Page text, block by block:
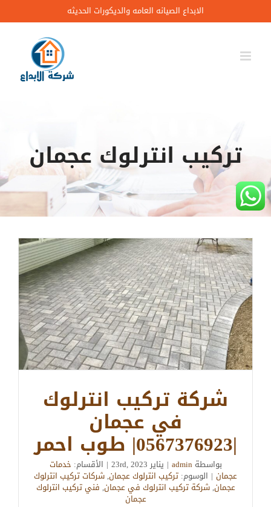
to
content
الابداع الصيانه العامه والديكورات الحديثه
تركيب انترلوك عجمان
شركة تركيب انترلوك
في عجمان
|0567376923| طوب احمر
بواسطةadmin
| يناير 23rd, 2023 | الأقسام: خدمات
عجمان | الوسوم: تركيب انترلوك عجمان,شركات تركيب انترلوك
عجمان,شركة تركيب انترلوك في عجمان, فني تركيب انترلوك
عجمان